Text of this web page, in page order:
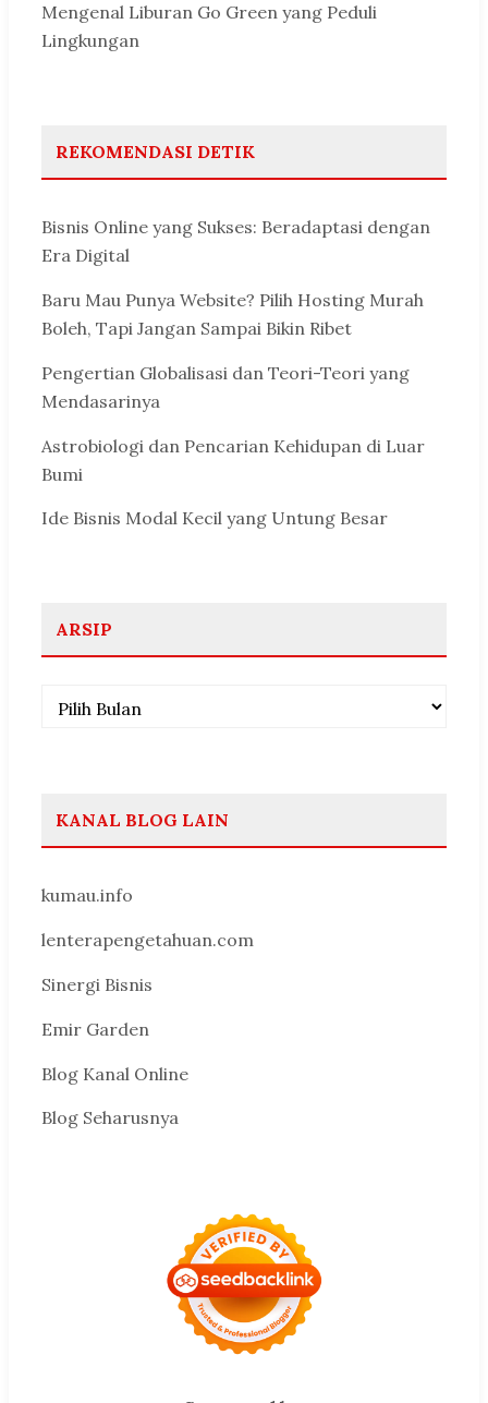
Mengenal Liburan Go Green yang Peduli
Lingkungan
REKOMENDASI DETIK
Bisnis Online yang Sukses: Beradaptasi dengan
Era Digital
Baru Mau Punya Website? Pilih Hosting Murah
Boleh, Tapi Jangan Sampai Bikin Ribet
Pengertian Globalisasi dan Teori-Teori yang
Mendasarinya
Astrobiologi dan Pencarian Kehidupan di Luar
Bumi
Ide Bisnis Modal Kecil yang Untung Besar
ARSIP
Arsip
KANAL BLOG LAIN
kumau.info
lenterapengetahuan.com
Sinergi Bisnis
Emir Garden
Blog Kanal Online
Blog Seharusnya